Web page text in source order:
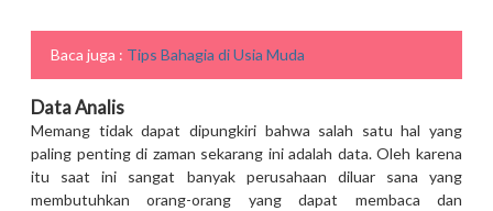
Baca juga : Tips Bahagia di Usia Muda
Data Analis
Memang tidak dapat dipungkiri bahwa salah satu hal yang
paling penting di zaman sekarang ini adalah data. Oleh karena
itu saat ini sangat banyak perusahaan diluar sana yang
membutuhkan orang-orang yang dapat membaca dan